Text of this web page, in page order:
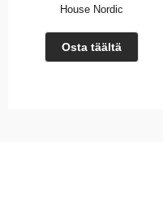
House Nordic
Osta täältä